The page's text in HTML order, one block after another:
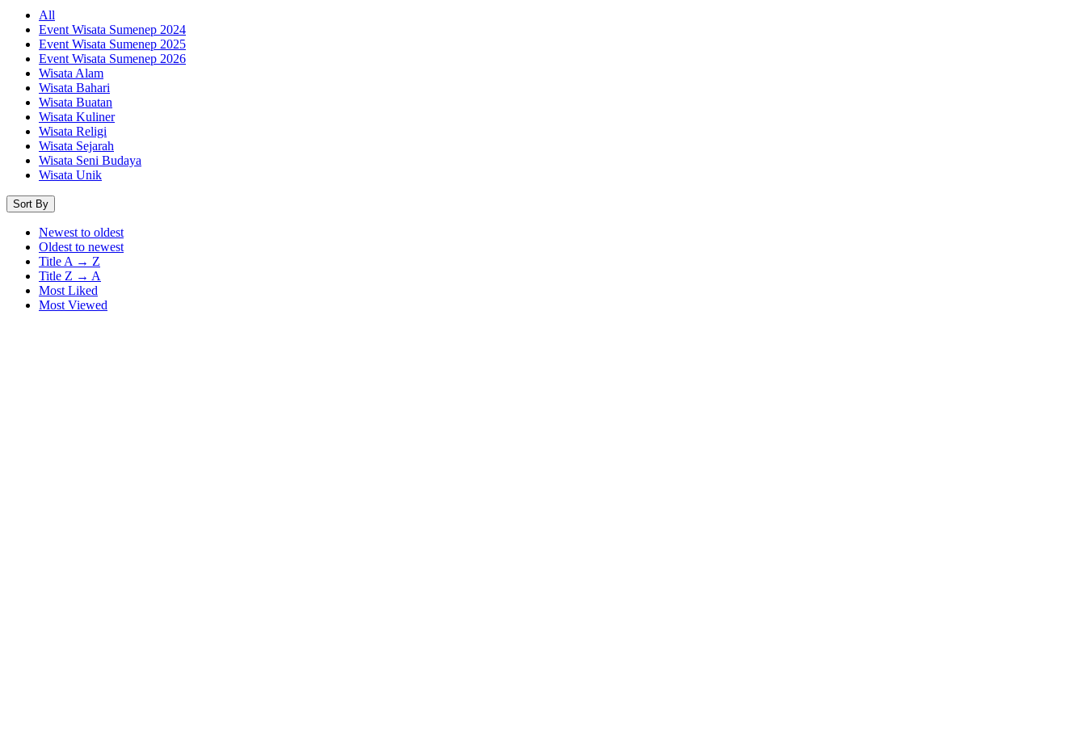
All
Event Wisata Sumenep 2024
Event Wisata Sumenep 2025
Event Wisata Sumenep 2026
Wisata Alam
Wisata Bahari
Wisata Buatan
Wisata Kuliner
Wisata Religi
Wisata Sejarah
Wisata Seni Budaya
Wisata Unik
Sort By
Newest to oldest
Oldest to newest
Title A → Z
Title Z → A
Most Liked
Most Viewed